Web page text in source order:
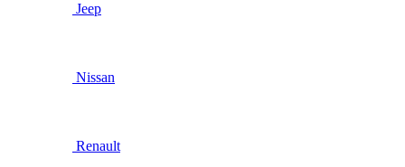
Jeep
Nissan
Renault